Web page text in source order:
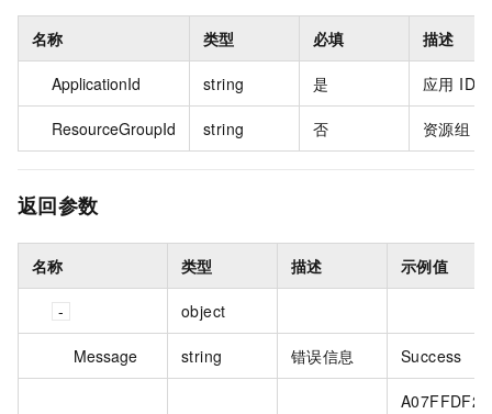
名称 类型 必填 描述
ApplicationId string 是 应用 ID
ResourceGroupId string 否 资源组 ID
返回参数
名称 类型 描述 示例值
object
Message string 错误信息 Success
A07FFDF2-